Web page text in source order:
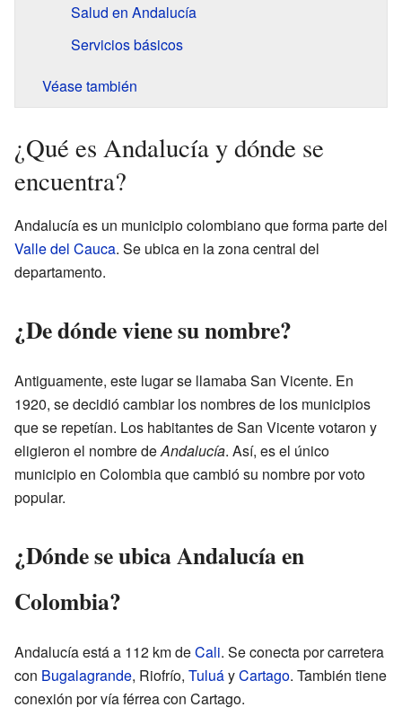
Salud en Andalucía
Servicios básicos
Véase también
¿Qué es Andalucía y dónde se
encuentra?
Andalucía es un municipio colombiano que forma parte del
Valle del Cauca. Se ubica en la zona central del
departamento.
¿De dónde viene su nombre?
Antiguamente, este lugar se llamaba San Vicente. En
1920, se decidió cambiar los nombres de los municipios
que se repetían. Los habitantes de San Vicente votaron y
eligieron el nombre deAndalucía. Así, es el único
municipio en Colombia que cambió su nombre por voto
popular.
¿Dónde se ubica Andalucía en
Colombia?
Andalucía está a 112 km deCali. Se conecta por carretera
con Bugalagrande, Riofrío, TuluáyCartago. También tiene
conexión por vía férrea con Cartago.